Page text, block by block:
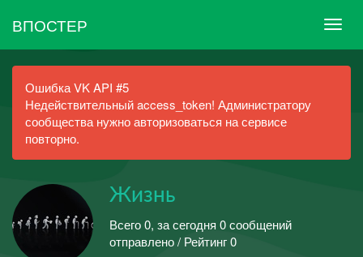
ВПОСТЕР
Ошибка VK API #5
Недействительный access_token! Администратору
сообщества нужно авторизоваться на сервисе
повторно.
Жизнь
Всего 0, за сегодня 0 сообщений
отправлено / Рейтинг 0